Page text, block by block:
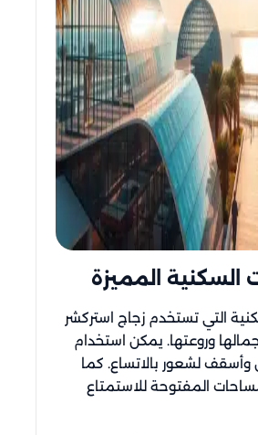
السكنية المميزة
التي تستخدم زجاج استركشر
وروعتها. يمكن استخدام
وأسقف لشعور بالاتساع. كما
المفتوحة للاستمتاع